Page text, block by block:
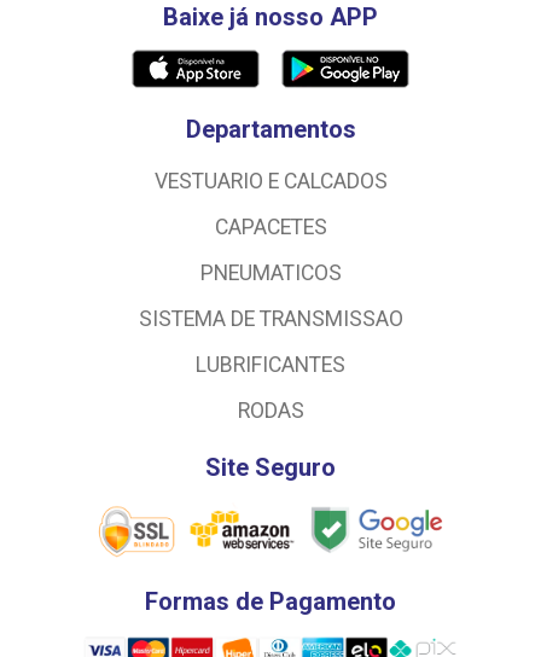
Baixe já nosso APP
Departamentos
VESTUARIO E CALCADOS
CAPACETES
PNEUMATICOS
SISTEMA DE TRANSMISSAO
LUBRIFICANTES
RODAS
Site Seguro
Formas de Pagamento